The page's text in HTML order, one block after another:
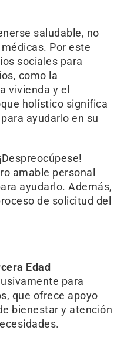
saludable, no
Por este
sociales para
como la
vivienda y el
holístico significa
ayudarlo en su
amable personal
ayudarlo. Además,
de solicitud del
Edad
para
que ofrece apoyo
bienestar y atención